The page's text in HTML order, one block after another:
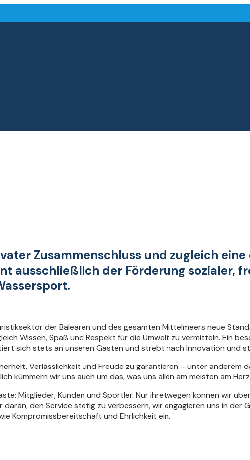
Zusammenschluss und zugleich
ausschließlich der Förderung sozialer,
der Balearen und des gesamten Mittelmeers neue
Wissen, Spaß und Respekt für die Umwelt zu vermitteln. Ein
sich stets an unseren Gästen und strebt nach Innovation und
Verlässlichkeit und Freude zu garantieren – unter anderem
kümmern wir uns auch um das, was uns allen am meisten am
Mitglieder, Kunden und Sportler. Nur ihretwegen können wir
den Service stetig zu verbessern, wir engagieren uns in der
Kompromissbereitschaft und Ehrlichkeit ein.